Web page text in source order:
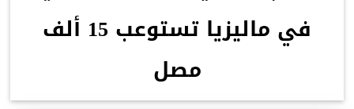
في ماليزيا تستوعب 15 ألف
مصل